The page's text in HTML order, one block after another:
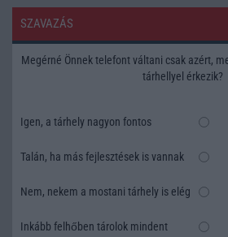
SZAVAZÁS
Megérné Önnek telefont váltani csak azért,
tárhellyel érkezik?
Igen, a tárhely nagyon fontos
Talán, ha más fejlesztések is vannak
Nem, nekem a mostani tárhely is elég
Inkább felhőben tárolok mindent